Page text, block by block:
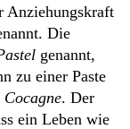
Anziehungskraft
Die
genannt,
zu einer Paste
Cocagne. Der
ein Leben wie